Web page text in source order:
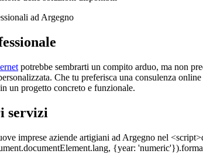
ad Argegno
potrebbe sembrarti un compito arduo, ma non
Che tu preferisca una consulenza
un progetto concreto e funzionale.
servizi